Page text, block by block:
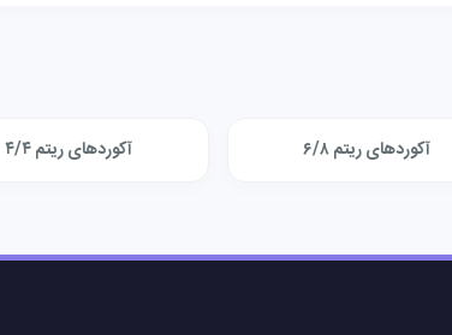
آکوردهای ریتم ۶/۸ آکوردهای ریتم ۴/۴